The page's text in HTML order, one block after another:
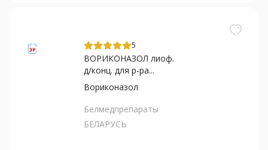
5
ВОРИКОНАЗОЛ лиоф.
д/конц. для р-ра...
Вориконазол
Белмедпрепараты
БЕЛАРУСЬ